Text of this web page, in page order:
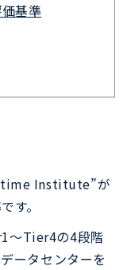
基準
Institute”が
す。
～Tier4の4段階
ータセンターを